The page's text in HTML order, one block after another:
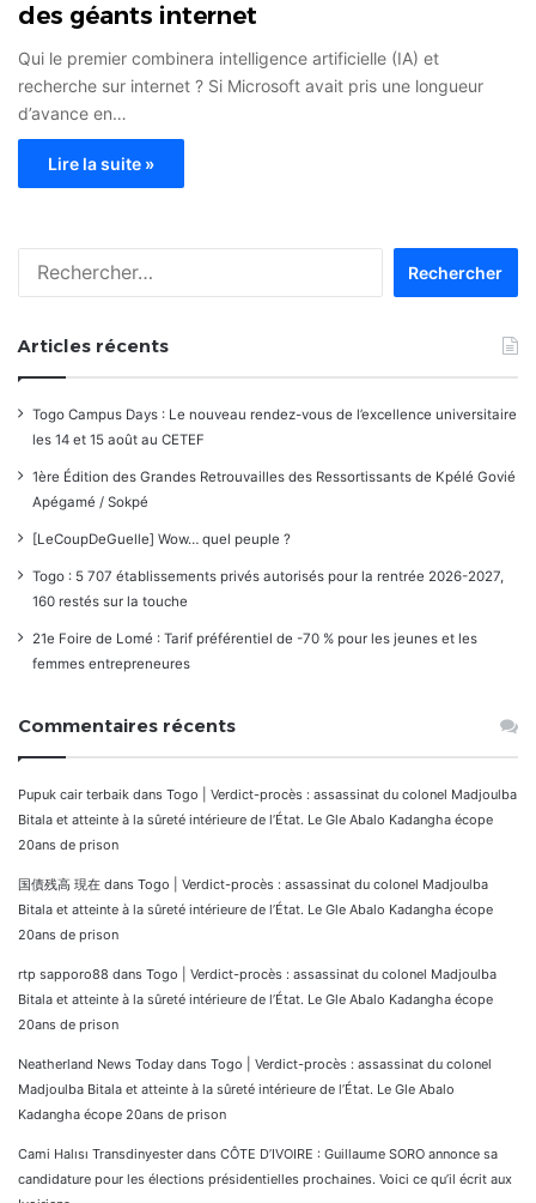
des géants internet
Qui le premier combinera intelligence artificielle (IA) et
recherche sur internet ? Si Microsoft avait pris une longueur
d’avance en…
Lire la suite »
Articles récents
Togo Campus Days : Le nouveau rendez-vous de l’excellence universitaire
les 14 et 15 août au CETEF
1ère Édition des Grandes Retrouvailles des Ressortissants de Kpélé Govié
Apégamé / Sokpé
[LeCoupDeGuelle] Wow… quel peuple ?
Togo : 5 707 établissements privés autorisés pour la rentrée 2026-2027,
160 restés sur la touche
21e Foire de Lomé : Tarif préférentiel de -70 % pour les jeunes et les
femmes entrepreneures
Commentaires récents
Pupuk cair terbaik dans Togo | Verdict-procès : assassinat du colonel Madjoulba
Bitala et atteinte à la sûreté intérieure de l’État. Le Gle Abalo Kadangha écope
20ans de prison
国債残高 現在 dans Togo | Verdict-procès : assassinat du colonel Madjoulba
Bitala et atteinte à la sûreté intérieure de l’État. Le Gle Abalo Kadangha écope
20ans de prison
rtp sapporo88 dans Togo | Verdict-procès : assassinat du colonel Madjoulba
Bitala et atteinte à la sûreté intérieure de l’État. Le Gle Abalo Kadangha écope
20ans de prison
Neatherland News Today dans Togo | Verdict-procès : assassinat du colonel
Madjoulba Bitala et atteinte à la sûreté intérieure de l’État. Le Gle Abalo
Kadangha écope 20ans de prison
Cami Halısı Transdinyester dans CÔTE D’IVOIRE : Guillaume SORO annonce sa
candidature pour les élections présidentielles prochaines. Voici ce qu’il écrit aux